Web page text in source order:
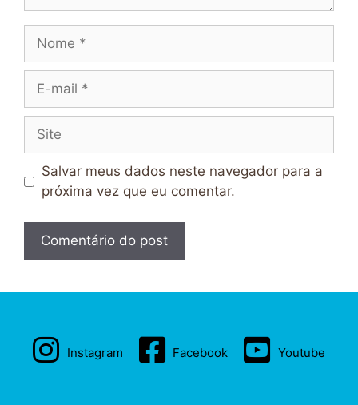
Nome
Site
Salvar meus dados neste navegador para a
próxima vez que eu comentar.
Instagram Facebook Youtube